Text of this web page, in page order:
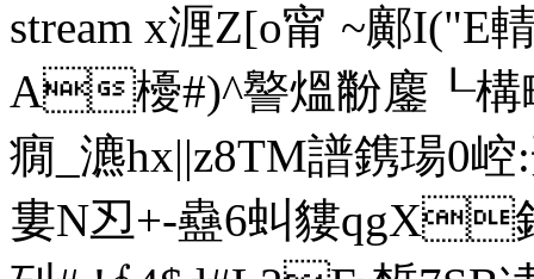
stream x湹Z[o甯 ~鄺I("E
A櫌#)^譥熅黺鏖┖構
癇_瀌hx||z8TM譜鎸瑒0
婁N丒+-蠱6虯貗qgX